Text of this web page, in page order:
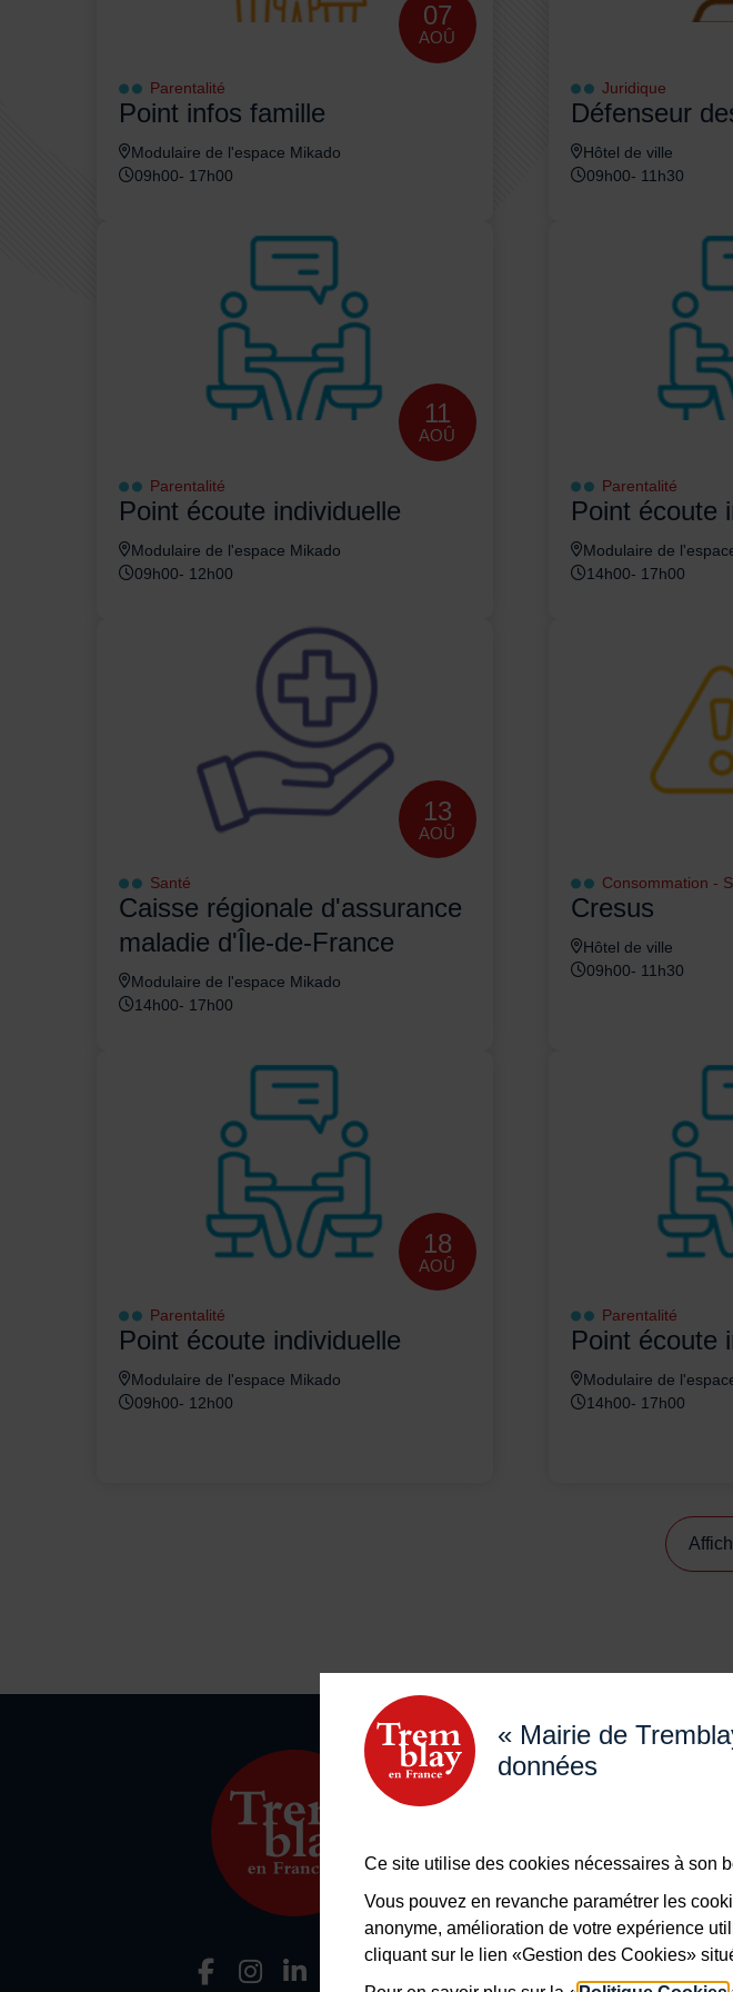
« Mairie de
données
Ce site utilise des cookies nécessaires à son
Vous pouvez en revanche paramétrer les
anonyme, amélioration de votre expérience
cliquant sur le lien «Gestion des Cookies»
Point infos famille
Parentalité
Modulaire de l'espace Mikado
09h00- 17h00
07
AOÛ
Défenseur
Juridique
Hôtel de ville
09h00- 11h30
Point écoute individuelle
Parentalité
Modulaire de l'espace Mikado
09h00- 12h00
11
AOÛ
Point écoute
Parentalité
Modulaire de
14h00- 17h00
Caisse régionale d'assurance
maladie d'Île-de-France
Santé
Modulaire de l'espace Mikado
14h00- 17h00
13
AOÛ
Cresus
Consommation -
Hôtel de ville
09h00- 11h30
Point écoute individuelle
Parentalité
Modulaire de l'espace Mikado
09h00- 12h00
18
AOÛ
Point écoute
Parentalité
Modulaire de
14h00- 17h00
Nous suivre
Facebook
Instagram
LinkedIn
ViméoFlux RSS
Adresse
Mairie de Tremblay-
Horaires
Le samedi de 8h30
Bouton
01 49 63 71 35
Bouton